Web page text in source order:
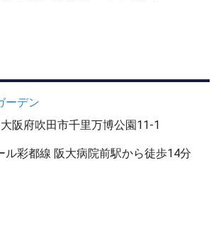
ーデン
阪府吹田市千里万博公園11-1
ル彩都線 阪大病院前駅から徒歩14分